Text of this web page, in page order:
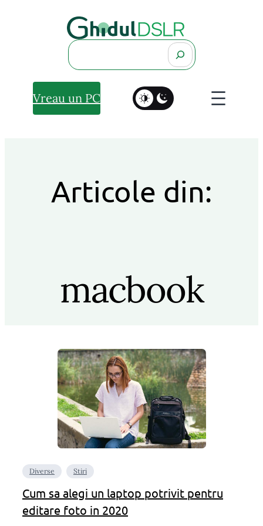
Search
Vreau un PC
Articole din:
macbook
Diverse Stiri
Cum sa alegi un laptop potrivit pentru
editare foto in 2020